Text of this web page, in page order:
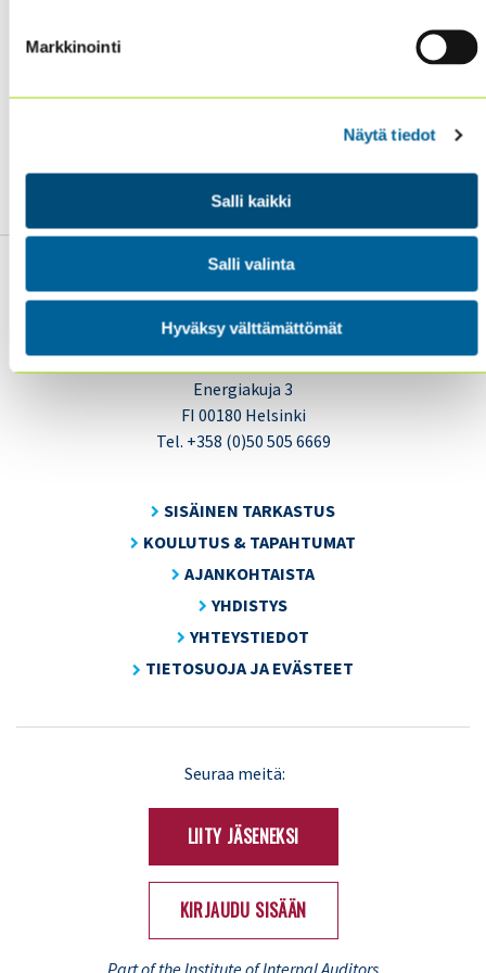
Markkinointi
Näytä tiedot
Salli kaikki
Salli valinta
Hyväksy välttämättömät
cybersecurity operations, identify its components,
Download the document from here.
Sisäiset tarkastajat ry / Oy Inreviso Ab
Energiakuja 3
FI 00180 Helsinki
Tel. +358 (0)50 505 6669
SISÄINEN TARKASTUS
KOULUTUS & TAPAHTUMAT
AJANKOHTAISTA
YHDISTYS
YHTEYSTIEDOT
TIETOSUOJA JA EVÄSTEET
Seuraa meitä:
LIITY JÄSENEKSI
KIRJAUDU SISÄÄN